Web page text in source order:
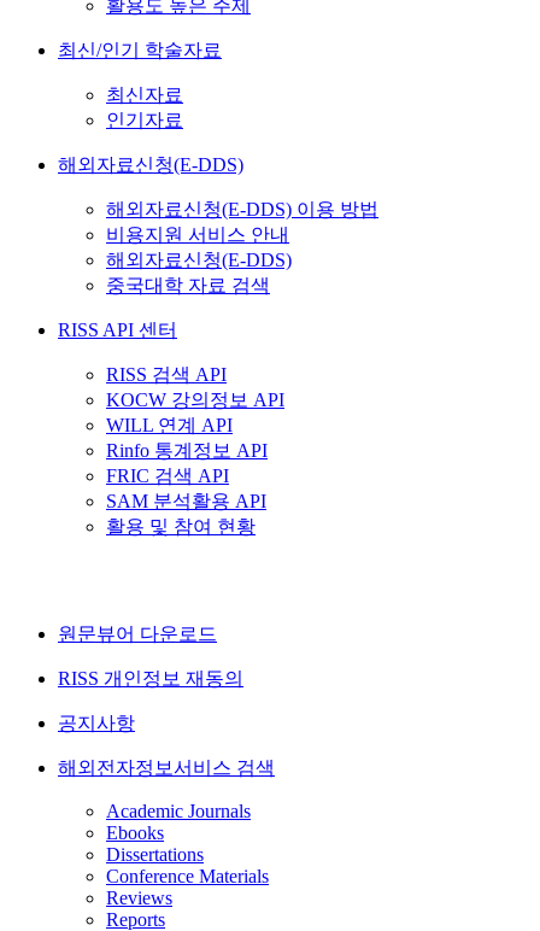
활용도 높은 주제
최신/인기 학술자료
최신자료
인기자료
해외자료신청(E-DDS)
해외자료신청(E-DDS) 이용 방법
비용지원 서비스 안내
해외자료신청(E-DDS)
중국대학 자료 검색
RISS API 센터
RISS 검색 API
KOCW 강의정보 API
WILL 연계 API
Rinfo 통계정보 API
FRIC 검색 API
SAM 분석활용 API
활용 및 참여 현황
원문뷰어 다운로드
RISS 개인정보 재동의
공지사항
해외전자정보서비스 검색
Academic Journals
Ebooks
Dissertations
Conference Materials
Reviews
Reports